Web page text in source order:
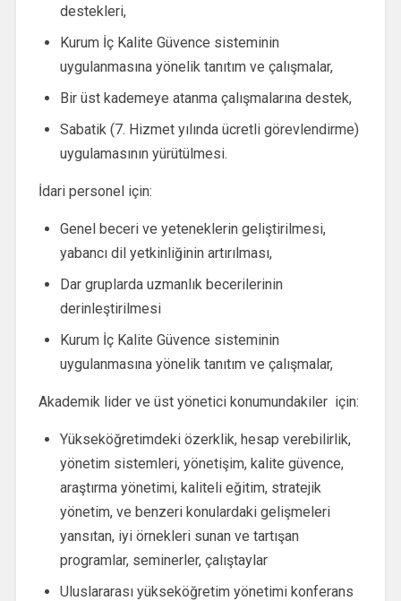
destekleri,
Kurum İç Kalite Güvence sisteminin
uygulanmasına yönelik tanıtım ve çalışmalar,
Bir üst kademeye atanma çalışmalarına destek,
Sabatik (7. Hizmet yılında ücretli görevlendirme)
uygulamasının yürütülmesi.
İdari personel için:
Genel beceri ve yeteneklerin geliştirilmesi,
yabancı dil yetkinliğinin artırılması,
Dar gruplarda uzmanlık becerilerinin
derinleştirilmesi
Kurum İç Kalite Güvence sisteminin
uygulanmasına yönelik tanıtım ve çalışmalar,
Akademik lider ve üst yönetici konumundakiler için:
Yükseköğretimdeki özerklik, hesap verebilirlik,
yönetim sistemleri, yönetişim, kalite güvence,
araştırma yönetimi, kaliteli eğitim, stratejik
yönetim, ve benzeri konulardaki gelişmeleri
yansıtan, iyi örnekleri sunan ve tartışan
programlar, seminerler, çalıştaylar
Uluslararası yükseköğretim yönetimi konferans